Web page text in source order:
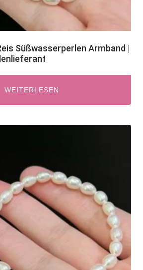
Süßwasserperlen Armband |
WEITERLESEN